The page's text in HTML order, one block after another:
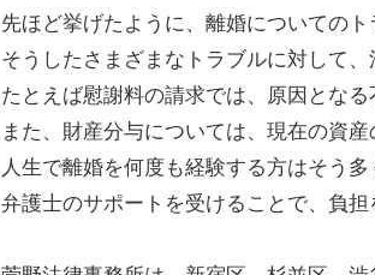
先ほど挙げたように、離婚についての
そうしたさまざまなトラブルに対して
たとえば慰謝料の請求では、原因とな
また、財産分与については、現在の資
人生で離婚を何度も経験する方はそう多
弁護士のサポートを受けることで、負